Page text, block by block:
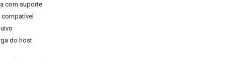
com suporte
do host